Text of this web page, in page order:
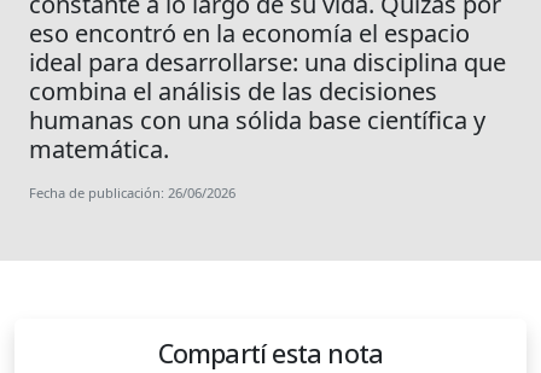
eso encontró en la economía el espacio
ideal para desarrollarse: una disciplina que
combina el análisis de las decisiones
humanas con una sólida base científica y
matemática.
Fecha de publicación: 26/06/2026
Compartí esta nota